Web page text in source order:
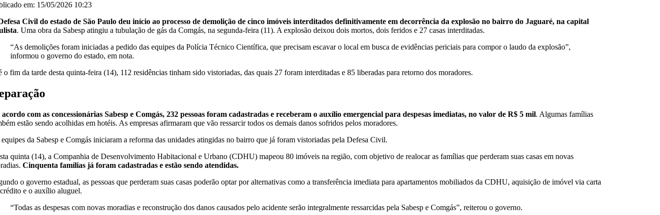
em: 15/05/2026 10:23
Civil do estado de São Paulo deu início ao processo de demolição de cinco imóveis interditados definitivamente em decorrência da explosão no bairro do Jaguaré, na capital
. Uma obra da Sabesp atingiu a tubulação de gás da Comgás, na segunda-feira (11). A explosão deixou dois mortos, dois feridos e 27 casas interditadas.
“As demolições foram iniciadas a pedido das equipes da Polícia Técnico Científica, que precisam escavar o local em busca de evidências periciais para compor o laudo da explosão”,
informou o governo do estado, em nota.
o fim da tarde desta quinta-feira (14), 112 residências tinham sido vistoriadas, das quais 27 foram interditadas e 85 liberadas para retorno dos moradores.
acordo com as concessionárias Sabesp e Comgás, 232 pessoas foram cadastradas e receberam o auxílio emergencial para despesas imediatas, no valor de R$ 5 mil. Algumas famílias
estão sendo acolhidas em hotéis. As empresas afirmaram que vão ressarcir todos os demais danos sofridos pelos moradores.
da Sabesp e Comgás iniciaram a reforma das unidades atingidas no bairro que já foram vistoriadas pela Defesa Civil.
quinta (14), a Companhia de Desenvolvimento Habitacional e Urbano (CDHU) mapeou 80 imóveis na região, com objetivo de realocar as famílias que perderam suas casas em novas
Cinquenta famílias já foram cadastradas e estão sendo atendidas.
o governo estadual, as pessoas que perderam suas casas poderão optar por alternativas como a transferência imediata para apartamentos mobiliados da CDHU, aquisição de imóvel via carta
e o auxílio aluguel.
“Todas as despesas com novas moradias e reconstrução dos danos causados pelo acidente serão integralmente ressarcidas pela Sabesp e Comgás”, reiterou o governo.